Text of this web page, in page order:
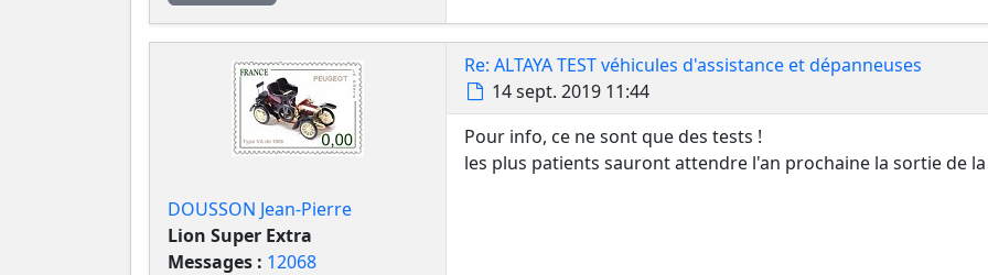
DOUSSON Jean-Pierre
Lion Super Extra
Messages : 12068
Re: ALTAYA TEST véhicules d'assistance et dépanneuses
Message
14 sept. 2019 11:44
Pour info, ce ne sont que des tests !
les plus patients sauront attendre l'an prochaine la sortie de